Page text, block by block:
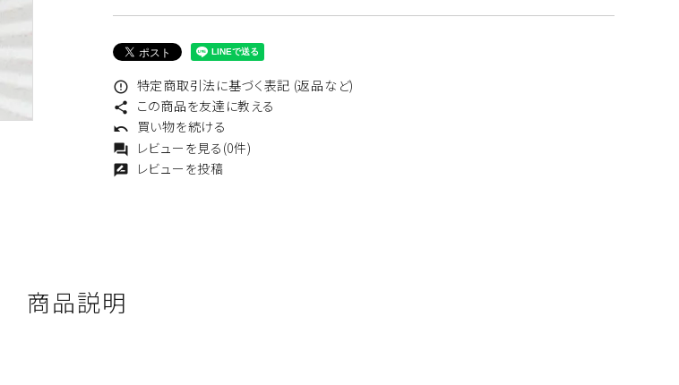
error_outline 特定商取引法に基づく表記 (返品など)
share この商品を友達に教える
undo 買い物を続ける
forum レビューを見る(0件)
rate_review レビューを投稿
商品説明